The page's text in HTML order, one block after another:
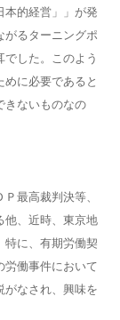
本的経営」」が発
がるターニングポ
した。このよう
に必要であると
きないものなの
最高裁判決等、
他、近時、東京地
特に、有期労働契
労働事件において
がなされ、興味を